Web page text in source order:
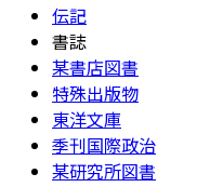
伝記
書誌
某書店図書
特殊出版物
東洋文庫
季刊国際政治
某研究所図書